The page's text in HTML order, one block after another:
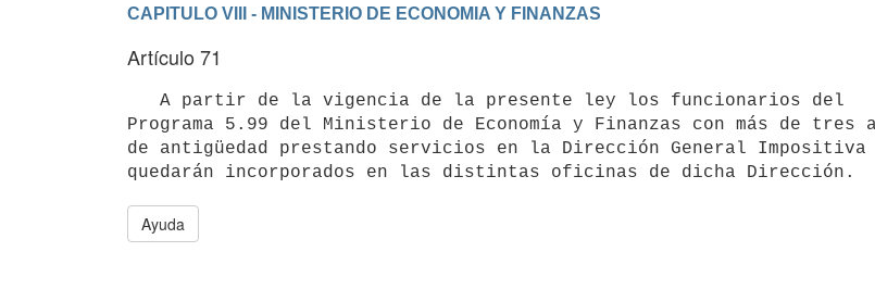
CAPITULO VIII - MINISTERIO DE ECONOMIA Y FINANZAS
Artículo 71
Programa 5.99 del Ministerio de Economía y Finanzas con más de tres
de antigüedad prestando servicios en la Dirección General Impositiva
Ayuda